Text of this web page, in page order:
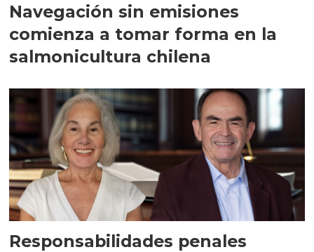
Navegación sin emisiones
comienza a tomar forma en la
salmonicultura chilena
Responsabilidades penales